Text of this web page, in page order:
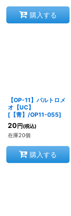
購入する
【OP-11】バルトロメ
オ【UC】
[ 【青】/OP11-055]
20 円 (税込)
在庫20個
購入する